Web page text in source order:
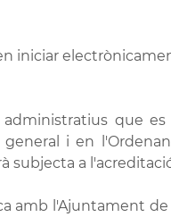
iniciar
que
i en
subjecta a
amb l'Ajuntament